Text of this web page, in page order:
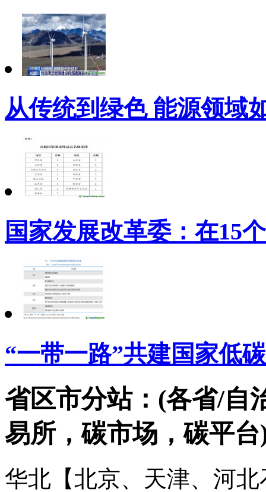
从传统到绿色 能源领域
国家发展改革委：在15
“一带一路”共建国家低
省区市分站：(各省/自
易所，碳市场，碳平台
华北【北京、天津、河